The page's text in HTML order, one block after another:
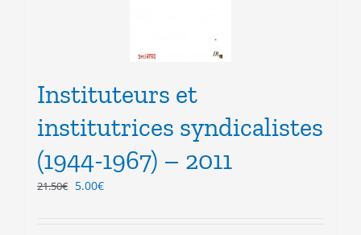
Instituteurs et
institutrices syndicalistes
(1944-1967) – 2011
21.50€ Le
5.00€Le